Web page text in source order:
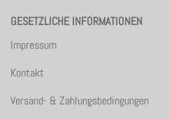
GESETZLICHE INFORMATIONEN
Impressum
Kontakt
Versand- & Zahlungsbedingungen